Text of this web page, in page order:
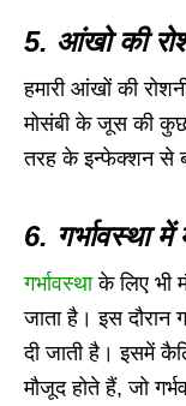
5. आंखो की
हमारी आंखों की
मोसंबी के जूस की
तरह के इन्फेक्शन से
6. गर्भावस्था में
गर्भावस्थाके लिए भी
जाता है। इस दौरान
दी जाती है। इसमें
मौजूद होते हैं, जो